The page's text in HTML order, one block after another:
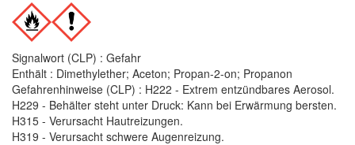
Signalwort (CLP) : Gefahr
Enthält : Dimethylether; Aceton; Propan-2-on; Propanon
Gefahrenhinweise (CLP) : H222 - Extrem entzündbares Aerosol.
H229 - Behälter steht unter Druck: Kann bei Erwärmung bersten.
H315 - Verursacht Hautreizungen.
H319 - Verursacht schwere Augenreizung.